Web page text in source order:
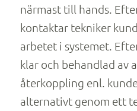
närmast till hands.
kontaktar tekniker
arbetet i systemet.
klar och behandlad av
återkoppling enl.
alternativt genom ett